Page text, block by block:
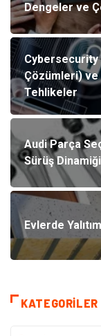
Dengeler ve
Cybersecurity
Çözümleri) ve
Tehlikeler
Audi Parça
Sürüş Dinamiği
Evlerde
KATEGORILER